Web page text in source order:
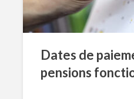
Dates de
pensions